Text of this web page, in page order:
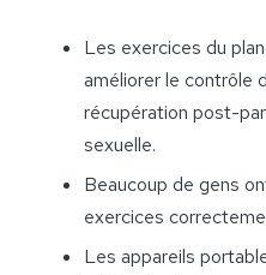
Les exercices du
améliorer le contrôle
récupération post-
sexuelle.
Beaucoup de gens
exercices
Les appareils